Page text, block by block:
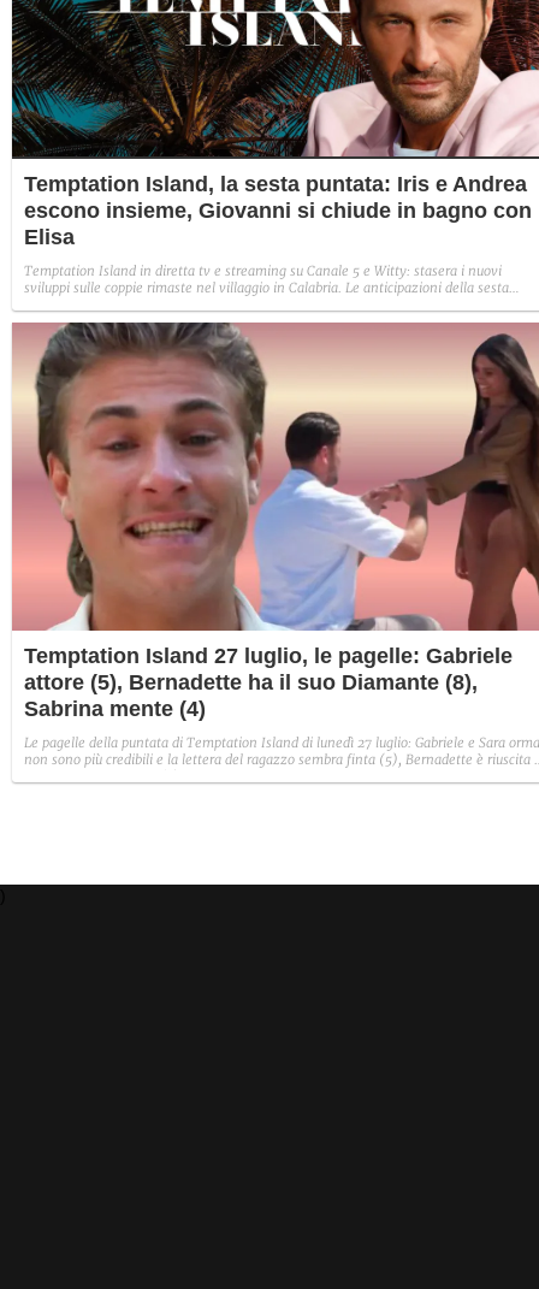
Temptation Island, la sesta puntata: Iris e Andrea
escono insieme, Giovanni si chiude in bagno con
Elisa
Temptation Island in diretta tv e streaming su Canale 5 e Witty: stasera i nuovi
sviluppi sulle coppie rimaste nel villaggio in Calabria. Le anticipazioni della sesta
Sabrina rifiuta il falò con Giovanni e si avvicina a Lory.
Temptation Island 27 luglio, le pagelle: Gabriele
attore (5), Bernadette ha il suo Diamante (8),
Sabrina mente (4)
Le pagelle della puntata di Temptation Island di lunedì 27 luglio: Gabriele e Sara
non sono più credibili e la lettera del ragazzo sembra finta (5), Bernadette è riuscita